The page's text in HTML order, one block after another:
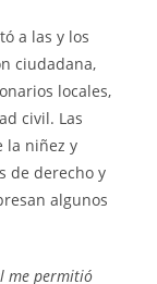
a las y los
ciudadana,
locales,
civil. Las
la niñez y
de derecho y
algunos
me permitió